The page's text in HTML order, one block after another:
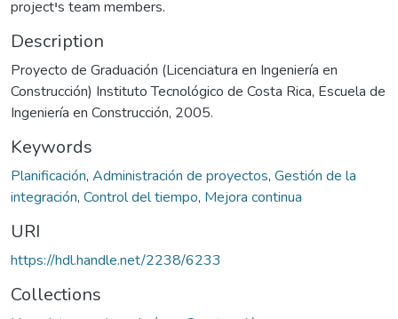
projectיs team members.
Description
Proyecto de Graduación (Licenciatura en Ingeniería en
Construcción) Instituto Tecnológico de Costa Rica, Escuela de
Ingeniería en Construcción, 2005.
Keywords
Planificación, Administración de proyectos, Gestión de la
integración, Control del tiempo, Mejora continua
URI
https://hdl.handle.net/2238/6233
Collections